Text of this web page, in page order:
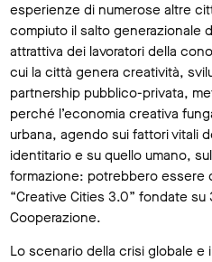
esperienze di numerose altre
compiuto il salto generazionale
attrattiva dei lavoratori della
cui la città genera creatività,
partnership pubblico-privata,
perché l’economia creativa
urbana, agendo sui fattori vitali
identitario e su quello umano,
formazione: potrebbero essere
“Creative Cities 3.0” fondate
Cooperazione.
Lo scenario della crisi globale e